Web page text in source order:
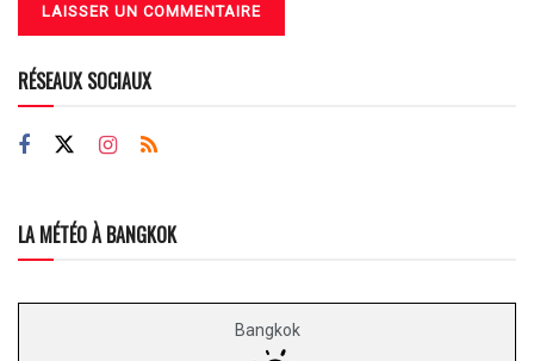
RÉSEAUX SOCIAUX
LA MÉTÉO À BANGKOK
Bangkok